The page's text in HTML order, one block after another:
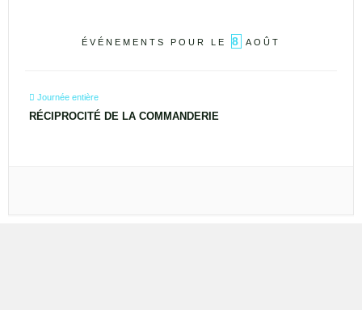
ÉVÉNEMENTS POUR LE 8 AOÛT
Journée entière
RÉCIPROCITÉ DE LA COMMANDERIE